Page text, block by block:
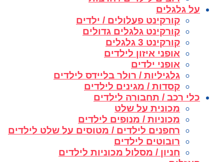
על גלגלים
קורקינט פעלולים / ילדים
קורקינט גלגלים גדולים
קורקינט 3 גלגלים
אופני איזון לילדים
אופני ילדים
גלגיליות / רולר בליידס לילדים
קסדות / מגינים לילדים
כלי רכב / תחבורה לילדים
מכונית על שלט
מכוניות / מנופים לילדים
רחפנים לילדים / מטוסים על שלט לילדים
רובוטים לילדים
חניון / מסלול מכוניות לילדים